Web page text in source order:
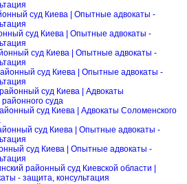
суд Киева | Опытные адвокаты -
суд Киева | Опытные адвокаты -
суд Киева | Опытные адвокаты -
суд Киева | Опытные адвокаты -
суд Киева | Адвокаты
суда
суд Киева | Адвокаты Соломенского
суд Киева | Опытные адвокаты -
суд Киева | Опытные адвокаты -
районный суд Киевской области |
- защита, консультация